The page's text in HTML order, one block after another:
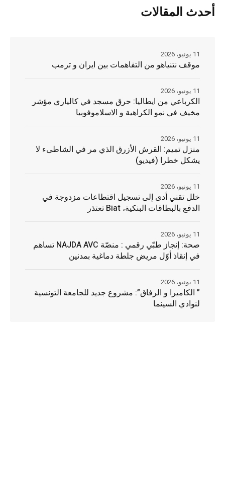
أحدث المقالات
موقف نتنياهو من التفاهمات بين ايران و ترمب
11 يونيو، 2026
الكرباعي من ايطاليا: حرق مسجد في كالياري مؤشر
مخيف في نمو الكراهية و الاسلاموفوبيا
11 يونيو، 2026
منزل تميم: القرش الأزرق الذي مر في الشاطىء لا
يشكل خطرا (فيديو)
11 يونيو، 2026
خلل تقني أدى إلى تسجيل اقتطاعات مزدوجة في
الدفع بالبطاقات البنكية، Biat تعتذر
11 يونيو، 2026
صحة: إنجاز طبّي رقمي : منصّة NAJDA AVC تساهم
في إنقاذ أوّل مريض جلطة دماغية بمدنين
11 يونيو، 2026
” الكاميرا و الرفاق”: مشروع جديد للجامعة التونسية
لنوادي السينما
11 يونيو، 2026